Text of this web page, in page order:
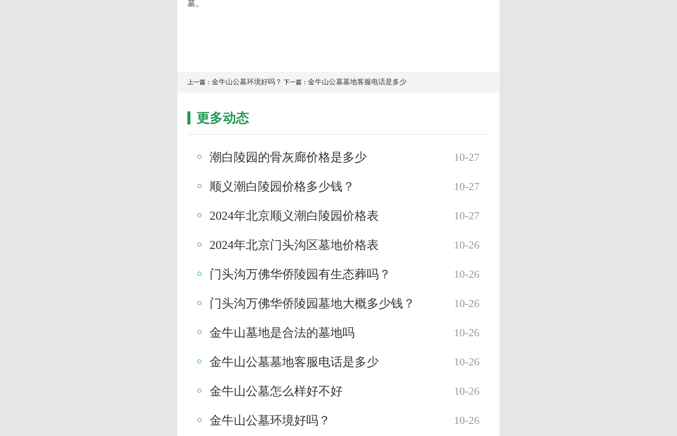
墓。
上一篇： 金牛山公墓环境好吗？ 下一篇： 金牛山公墓墓地客服电话是多少
更多动态
10-27
潮白陵园的骨灰廊价格是多少
10-27
顺义潮白陵园价格多少钱？
10-27
2024年北京顺义潮白陵园价格表
10-26
2024年北京门头沟区墓地价格表
10-26
门头沟万佛华侨陵园有生态葬吗？
10-26
门头沟万佛华侨陵园墓地大概多少钱？
10-26
金牛山墓地是合法的墓地吗
10-26
金牛山公墓墓地客服电话是多少
10-26
金牛山公墓怎么样好不好
10-26
金牛山公墓环境好吗？